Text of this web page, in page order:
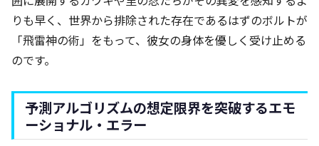
りも早く、世界から排除された存在であるはずのボルトが
「飛雷神の術」をもって、彼女の身体を優しく受け止める
のです。
予測アルゴリズムの想定限界を突破するエモ
ーショナル・エラー